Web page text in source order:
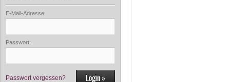
E-Mail-Adresse:
Passwort:
Passwort vergessen?